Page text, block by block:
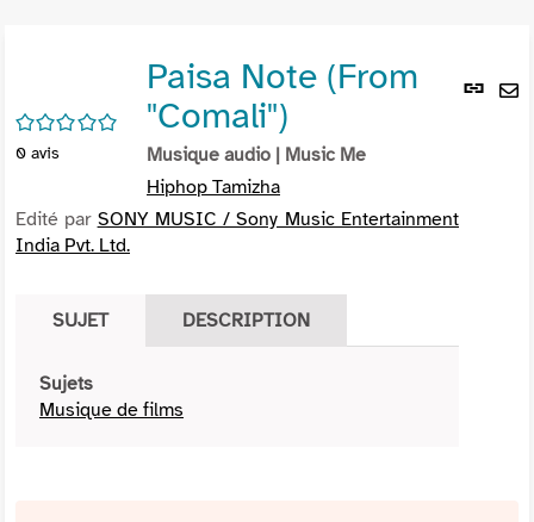
Lien
/5
0 avis
Paisa Note (From
"Comali")
Musique audio | Music Me
Hiphop Tamizha
Edité par SONY MUSIC / Sony Music Entertainment
India Pvt. Ltd.
SUJET DESCRIPTION
Sujets
Musique de films